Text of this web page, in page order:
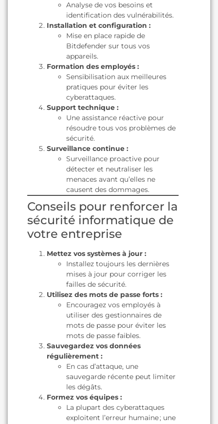
Analyse de vos besoins et
identification des vulnérabilités.
Installation et configuration :
Mise en place rapide de
Bitdefender sur tous vos
appareils.
Formation des employés :
Sensibilisation aux meilleures
pratiques pour éviter les
cyberattaques.
Support technique :
Une assistance réactive pour
résoudre tous vos problèmes de
sécurité.
Surveillance continue :
Surveillance proactive pour
détecter et neutraliser les
menaces avant qu’elles ne
causent des dommages.
Conseils pour renforcer la
sécurité informatique de
votre entreprise
Mettez vos systèmes à jour :
Installez toujours les dernières
mises à jour pour corriger les
failles de sécurité.
Utilisez des mots de passe forts :
Encouragez vos employés à
utiliser des gestionnaires de
mots de passe pour éviter les
mots de passe faibles.
Sauvegardez vos données
régulièrement :
En cas d’attaque, une
sauvegarde récente peut limiter
les dégâts.
Formez vos équipes :
La plupart des cyberattaques
exploitent l’erreur humaine ; une